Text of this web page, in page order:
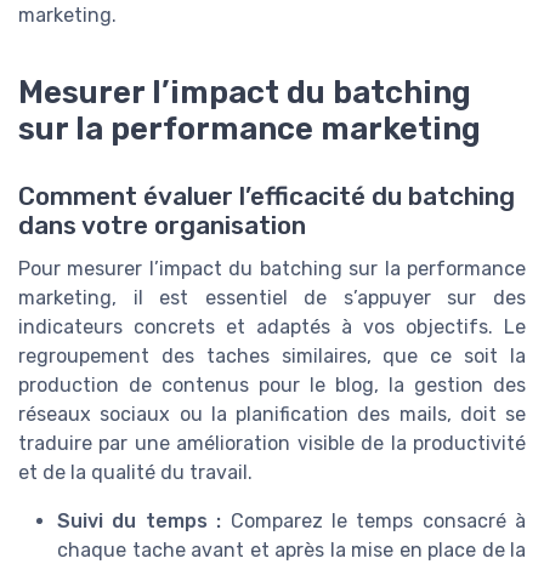
marketing.
Mesurer l’impact du batching
sur la performance marketing
Comment évaluer l’efficacité du batching
dans votre organisation
Pour mesurer l’impact du batching sur la performance
marketing, il est essentiel de s’appuyer sur des
indicateurs concrets et adaptés à vos objectifs. Le
regroupement des taches similaires, que ce soit la
production de contenus pour le blog, la gestion des
réseaux sociaux ou la planification des mails, doit se
traduire par une amélioration visible de la productivité
et de la qualité du travail.
Suivi du temps : Comparez le temps consacré à
chaque tache avant et après la mise en place de la